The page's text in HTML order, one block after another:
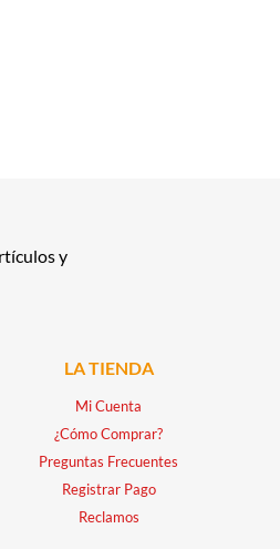
y
LA TIENDA
Mi Cuenta
¿Cómo Comprar?
Preguntas Frecuentes
Registrar Pago
Reclamos